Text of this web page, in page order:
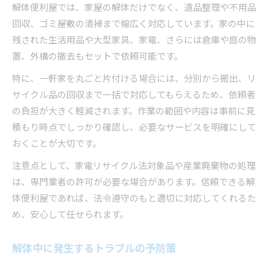
解体便利屋では、家屋の解体だけでなく、遺品整理や不用品
回収、ゴミ屋敷の清掃まで幅広く対応しています。家の中に
残された生活用品や大型家具、家電、さらには倉庫や庭の物
置、外構の撤去もセットで依頼可能です。
特に、一軒家を丸ごと片付ける場合には、分別から搬出、リ
サイクル品の回収まで一括で対応してもらえるため、依頼者
の負担が大きく軽減されます。作業の範囲や内容は事前に見
積もり時点でしっかり確認し、必要なサービスを明確にして
おくことが大切です。
注意点として、家電リサイクル法対象品や産業廃棄物の処理
は、専門業者の許可が必要な場合があります。信頼できる解
体便利屋であれば、法令遵守のもと適切に対応してくれるた
め、安心して任せられます。
解体中に発生するトラブルの予防策